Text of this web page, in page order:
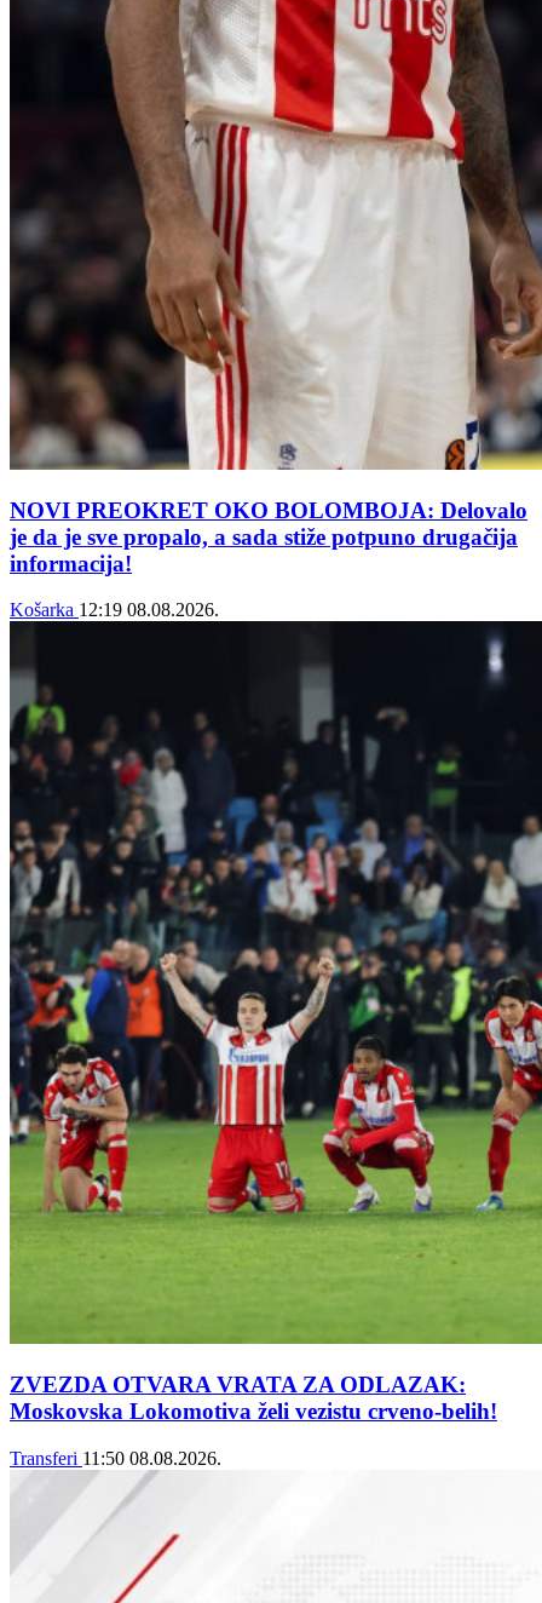
NOVI PREOKRET OKO BOLOMBOJA: Delovalo
je da je sve propalo, a sada stiže potpuno drugačija
informacija!
Košarka 12:19 08.08.2026.
ZVEZDA OTVARA VRATA ZA ODLAZAK:
Moskovska Lokomotiva želi vezistu crveno-belih!
Transferi 11:50 08.08.2026.